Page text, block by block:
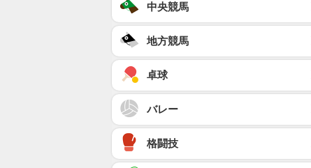
中央競馬
地方競馬
卓球
バレー
格闘技